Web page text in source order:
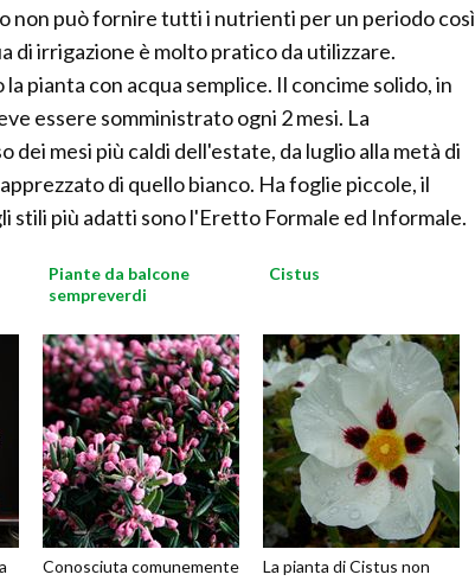
non può fornire tutti i nutrienti per un periodo così
di irrigazione è molto pratico da utilizzare.
pianta con acqua semplice. Il concime solido, in
essere somministrato ogni 2 mesi. La
mesi più caldi dell'estate, da luglio alla metà di
di quello bianco. Ha foglie piccole, il
stili più adatti sono l'Eretto Formale ed Informale.
Piante da balcone
sempreverdi
Conosciuta comunemente
Cistus
La pianta di Cistus non